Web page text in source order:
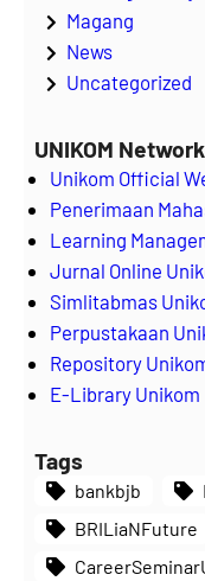
Magang
News
Uncategorized
UNIKOM
Unikom Official
Penerimaan
Learning
Jurnal Online
Simlitabmas
Perpustakaan
Repository
E-Library Unikom
Tags
bankbjb
BRILiaNFuture